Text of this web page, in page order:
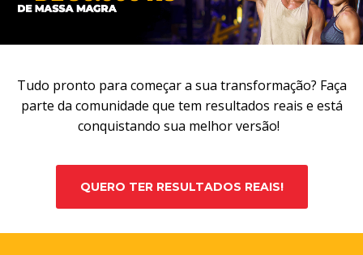
Tudo pronto para começar a sua transformação? Faça
parte da comunidade que tem resultados reais e está
conquistando sua melhor versão!
QUERO TER RESULTADOS REAIS!